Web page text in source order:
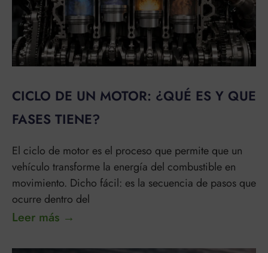
CICLO DE UN MOTOR: ¿QUÉ ES Y QUE
FASES TIENE?
El ciclo de motor es el proceso que permite que un
vehículo transforme la energía del combustible en
movimiento. Dicho fácil: es la secuencia de pasos que
ocurre dentro del
Leer más →